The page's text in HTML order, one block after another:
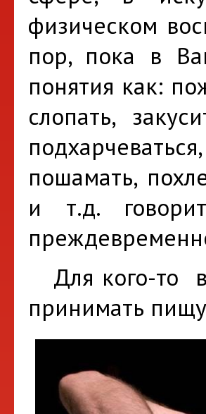
физическом
пор, пока в
понятия как:
слопать,
пошамать,
и т.д.
Для кого-то
принимать